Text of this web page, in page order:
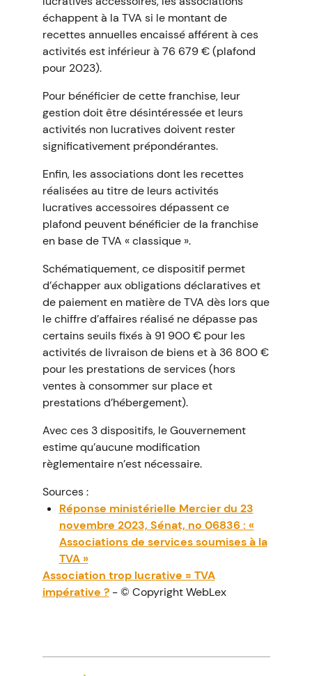
échappent à la TVA si le montant de
recettes annuelles encaissé afférent à ces
activités est inférieur à 76 679 € (plafond
pour 2023).
Pour bénéficier de cette franchise, leur
gestion doit être désintéressée et leurs
activités non lucratives doivent rester
significativement prépondérantes.
Enfin, les associations dont les recettes
réalisées au titre de leurs activités
lucratives accessoires dépassent ce
plafond peuvent bénéficier de la franchise
en base de TVA « classique ».
Schématiquement, ce dispositif permet
d’échapper aux obligations déclaratives et
de paiement en matière de TVA dès lors que
le chiffre d’affaires réalisé ne dépasse pas
certains seuils fixés à 91 900 € pour les
activités de livraison de biens et à 36 800 €
pour les prestations de services (hors
ventes à consommer sur place et
prestations d’hébergement).
Avec ces 3 dispositifs, le Gouvernement
estime qu’aucune modification
règlementaire n’est nécessaire.
Sources :
Réponse ministérielle Mercier du 23
novembre 2023, Sénat, no 06836 : «
Associations de services soumises à la
TVA »
Association trop lucrative = TVA
impérative ?- © Copyright WebLex